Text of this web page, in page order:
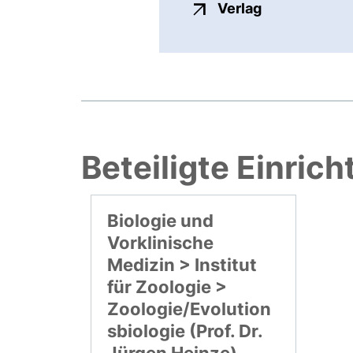
Verlagexterner
Beteiligte
Biologie und
Vorklinische
Medizin > Institut
für Zoologie >
Zoologie/Evolution
sbiologie (Prof. Dr.